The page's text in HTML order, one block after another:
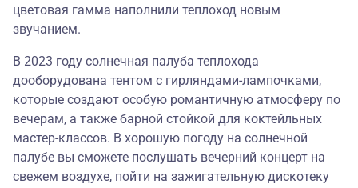
цветовая гамма наполнили теплоход новым
звучанием.
В 2023 году солнечная палуба теплохода
дооборудована тентом с гирляндами-лампочками,
которые создают особую романтичную атмосферу по
вечерам, а также барной стойкой для коктейльных
мастер-классов. В хорошую погоду на солнечной
палубе вы сможете послушать вечерний концерт на
свежем воздухе, пойти на зажигательную дискотеку